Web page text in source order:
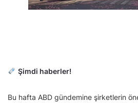
Şimdi haberler!
Bu hafta ABD gündemine şirketlerin